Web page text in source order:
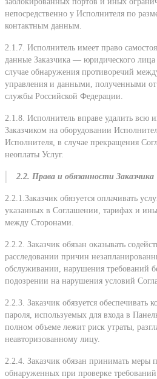
непосредственно у Исполнителя по
контактным данным.
2.1.7. Исполнитель имеет право
данные Заказчика — юридического
случае обнаружения противоречий
управления и данными, полученными
службы Российской Федерации.
2.1.8. Исполнитель вправе удалить
Заказчиком на оборудовании
Исполнителя, в случае прекращения
неоплаты Услуг.
2.2. Права и обязанности Заказчика
2.2.1.Заказчик обязуется оплачивать
указанных в Соглашении, тарифах и
между Сторонами.
2.2.2. Заказчик обязан оказывать
расследовании причин
обслуживании, нарушения требований
подозрении на нарушения условий
2.2.3. Заказчик обязуется обеспечивать
пароля, используемых для входа в
полном объеме лежит риск утраты,
неавторизованному лицу.
2.2.4. Заказчик обязан принимать меры
обнаруженных при проверке требований